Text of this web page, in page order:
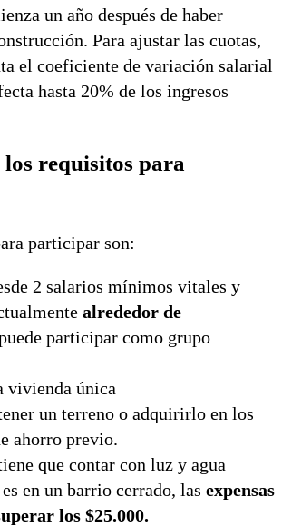
un año después de haber
Para ajustar las cuotas,
el coeficiente de variación salarial
hasta 20% de los ingresos
los requisitos para
participar son:
2 salarios mínimos vitales y
alrededor de
participar como grupo
vivienda única
un terreno o adquirirlo en los
ahorro previo.
que contar con luz y agua
en un barrio cerrado, las expensas
los $25.000.